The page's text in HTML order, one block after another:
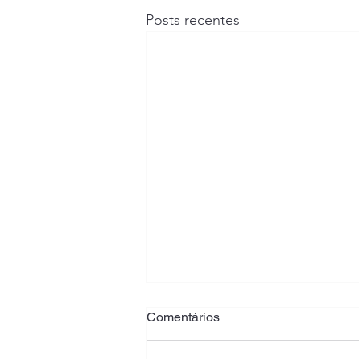
Posts recentes
Chaveiro no Canudos, Novo
Hamburgo: Atendimento 24
Horas Perto de Você
Comentários